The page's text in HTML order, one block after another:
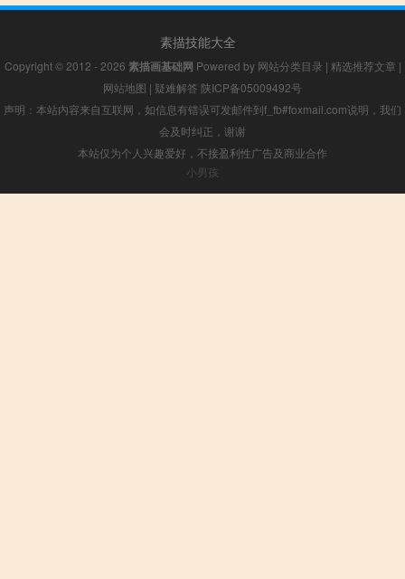
素描技能大全
Copyright © 2012 - 2026 素描画基础网 Powered by 网站分类目录 | 精选推荐文章 |
网站地图 | 疑难解答 陕ICP备05009492号
声明：本站内容来自互联网，如信息有错误可发邮件到f_fb#foxmail.com说明，我们
会及时纠正，谢谢
本站仅为个人兴趣爱好，不接盈利性广告及商业合作
小男孩